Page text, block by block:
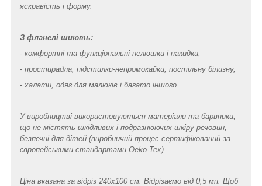
яскравість і форму.
З фланелі шиють:
- комфортні та функціональні пелюшки і накидки,
- простирадла, підстилки-непромокайки, постільну білизну,
- халати, одяг для малюків і багато іншого.
У виробництві використовуються матеріали та барвники,
що не містять шкідливих і подразнюючих шкіру речовин,
безпечні для дітей (виробничий процес сертифікований за
європейськими стандартами Oeko-Tex).
Ціна вказана за відріз 240х100 см. Відрізаємо від 0,5 мп. Щоб